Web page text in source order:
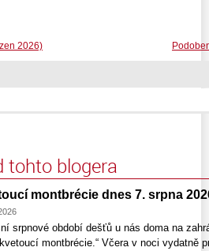
2026)
tohto blogera
montbrécie dnes 7. srpna
srpnové období dešťů u nás doma na
montbrécie.“ Včera v noci vydatně